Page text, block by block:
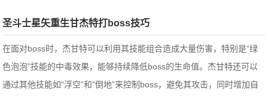
圣斗士星矢重生甘杰特打boss技巧
在面对boss时，‌杰甘特可以利用其技能组合造成大量伤害，‌特别是“绿
色泡泡”技能的中毒效果，‌能够持续降低boss的生命值。‌杰甘特还可以
通过其他技能如“浮空”和“倒地”来控制boss，‌避免其攻击，‌同时增加自